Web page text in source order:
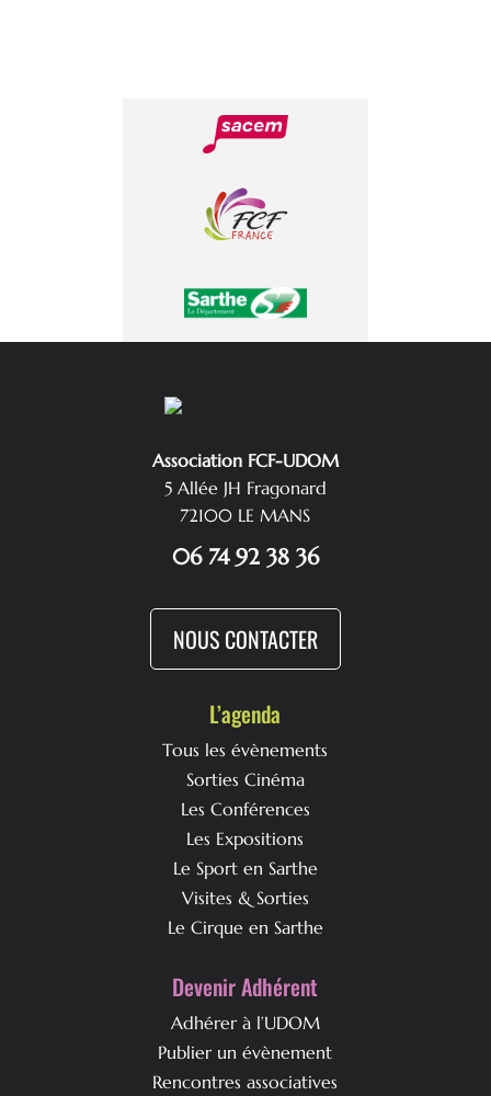
Association FCF-UDOM
5 Allée JH Fragonard
72100 LE MANS
06 74 92 38 36
NOUS CONTACTER
L’agenda
Tous les évènements
Sorties Cinéma
Les Conférences
Les Expositions
Le Sport en Sarthe
Visites & Sorties
Le Cirque en Sarthe
Devenir Adhérent
Adhérer à l’UDOM
Publier un évènement
Rencontres associatives